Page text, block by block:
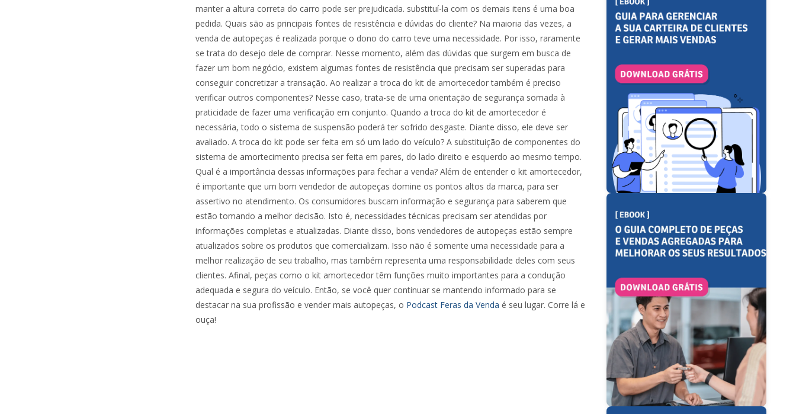
manter a altura correta do carro pode ser prejudicada. substituí-la com os demais itens é uma boa
pedida. Quais são as principais fontes de resistência e dúvidas do cliente? Na maioria das vezes, a
venda de autopeças é realizada porque o dono do carro teve uma necessidade. Por isso, raramente
se trata do desejo dele de comprar. Nesse momento, além das dúvidas que surgem em busca de
fazer um bom negócio, existem algumas fontes de resistência que precisam ser superadas para
conseguir concretizar a transação. Ao realizar a troca do kit de amortecedor também é preciso
verificar outros componentes? Nesse caso, trata-se de uma orientação de segurança somada à
praticidade de fazer uma verificação em conjunto. Quando a troca do kit de amortecedor é
necessária, todo o sistema de suspensão poderá ter sofrido desgaste. Diante disso, ele deve ser
avaliado. A troca do kit pode ser feita em só um lado do veículo? A substituição de componentes do
sistema de amortecimento precisa ser feita em pares, do lado direito e esquerdo ao mesmo tempo.
Qual é a importância dessas informações para fechar a venda? Além de entender o kit amortecedor,
é importante que um bom vendedor de autopeças domine os pontos altos da marca, para ser
assertivo no atendimento. Os consumidores buscam informação e segurança para saberem que
estão tomando a melhor decisão. Isto é, necessidades técnicas precisam ser atendidas por
informações completas e atualizadas. Diante disso, bons vendedores de autopeças estão sempre
atualizados sobre os produtos que comercializam. Isso não é somente uma necessidade para a
melhor realização de seu trabalho, mas também representa uma responsabilidade deles com seus
clientes. Afinal, peças como o kit amortecedor têm funções muito importantes para a condução
adequada e segura do veículo. Então, se você quer continuar se mantendo informado para se
destacar na sua profissão e vender mais autopeças, o Podcast Feras da Venda é seu lugar. Corre lá e
ouça!